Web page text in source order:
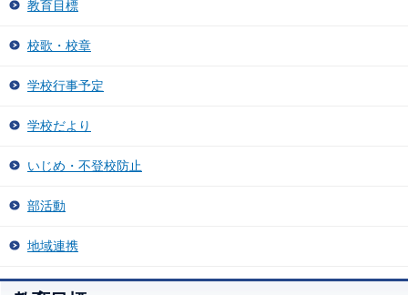
教育目標
校歌・校章
学校行事予定
学校だより
いじめ・不登校防止
部活動
地域連携